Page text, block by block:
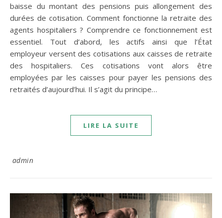
baisse du montant des pensions puis allongement des
durées de cotisation. Comment fonctionne la retraite des
agents hospitaliers ? Comprendre ce fonctionnement est
essentiel. Tout d’abord, les actifs ainsi que l’État
employeur versent des cotisations aux caisses de retraite
des hospitaliers. Ces cotisations vont alors être
employées par les caisses pour payer les pensions des
retraités d’aujourd’hui. Il s’agit du principe…
LIRE LA SUITE
admin